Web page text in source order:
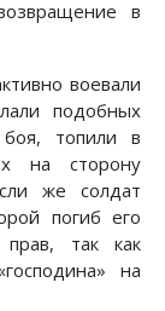
в
воевали
подобных
боя, топили в
на сторону
же солдат
погиб его
так как
на